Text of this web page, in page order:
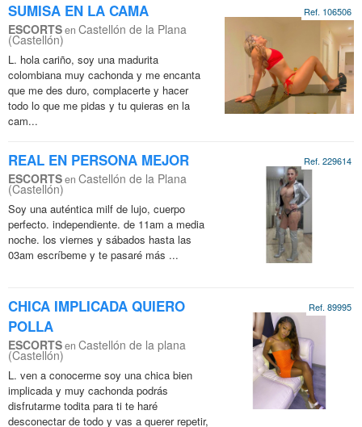
Ref. 106506
SUMISA EN LA CAMA
ESCORTSen Castellón de la Plana
(Castellón)
L. hola cariño, soy una madurita
colombiana muy cachonda y me encanta
que me des duro, complacerte y hacer
todo lo que me pidas y tu quieras en la
cam...
Ref. 229614
REAL EN PERSONA MEJOR
ESCORTSen Castellón de la Plana
(Castellón)
Soy una auténtica milf de lujo, cuerpo
perfecto. independiente. de 11am a media
noche. los viernes y sábados hasta las
03am escríbeme y te pasaré más ...
Ref. 89995
CHICA IMPLICADA QUIERO
POLLA
ESCORTSen Castellón de la plana
(Castellón)
L. ven a conocerme soy una chica bien
implicada y muy cachonda podrás
disfrutarme todita para ti te haré
desconectar de todo y vas a querer repetir,